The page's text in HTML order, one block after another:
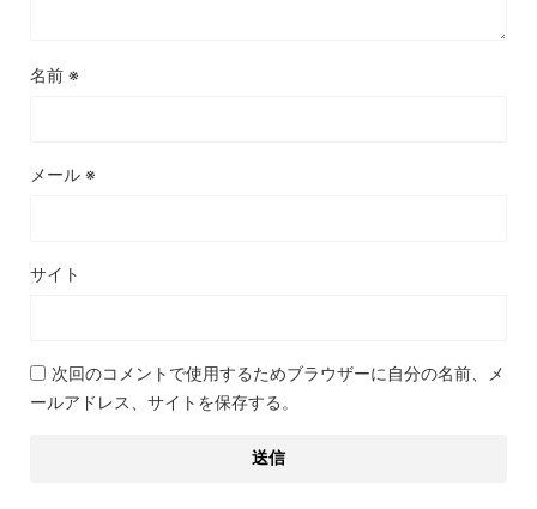
名前 ※
メール ※
サイト
次回のコメントで使用するためブラウザーに自分の名前、メ
ールアドレス、サイトを保存する。